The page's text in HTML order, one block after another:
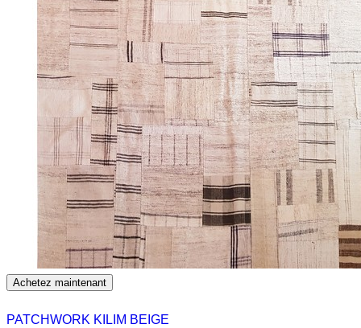
Achetez maintenant
PATCHWORK KILIM BEIGE